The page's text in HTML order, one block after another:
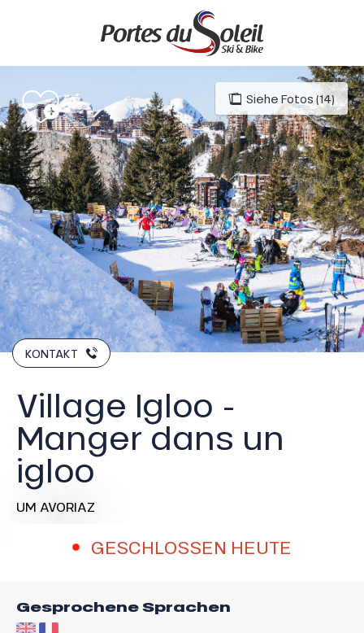
principal
Siehe Fotos (14)
KONTAKT
Village Igloo -
Manger dans un
igloo
UM AVORIAZ
GESCHLOSSEN HEUTE
Gesprochene Sprachen